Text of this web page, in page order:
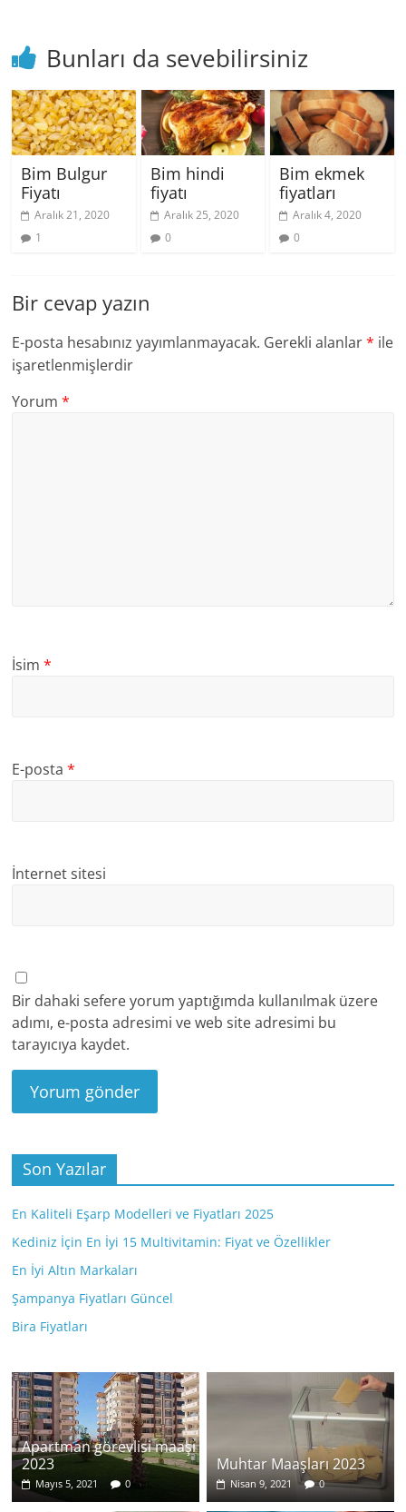
Bunları da sevebilirsiniz
Bim Bulgur
Fiyatı
Aralık 21, 2020
1
Bim hindi
fiyatı
Aralık 25, 2020
0
Bim ekmek
fiyatları
Aralık 4, 2020
0
Bir cevap yazın
E-posta hesabınız yayımlanmayacak. Gerekli alanlar* ile
işaretlenmişlerdir
Yorum*
İsim*
E-posta*
İnternet sitesi
Bir dahaki sefere yorum yaptığımda kullanılmak üzere
adımı, e-posta adresimi ve web site adresimi bu
tarayıcıya kaydet.
Son Yazılar
En Kaliteli Eşarp Modelleri ve Fiyatları 2025
Kediniz İçin En İyi 15 Multivitamin: Fiyat ve Özellikler
En İyi Altın Markaları
Şampanya Fiyatları Güncel
Bira Fiyatları
Apartman görevlisi maaşı
2023
Mayıs 5, 2021 0
Muhtar Maaşları 2023
Nisan 9, 2021 0